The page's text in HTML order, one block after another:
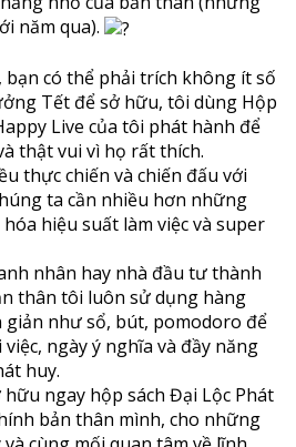
năm qua).
có thể phải trích không ít số
Tết để sở hữu, tôi dùng Hộp
Live của tôi phát hành để
thật vui vì họ rất thích.
thực chiến và chiến đấu với
ta cần nhiều hơn những
hiệu suất làm việc và super
nhân hay nhà đầu tư thành
thân tôi luôn sử dụng hàng
giản như sổ, bút, pomodoro để
ngày ý nghĩa và đầy năng
huy.
ngay hộp sách Đại Lộc Phát
bản thân mình, cho những